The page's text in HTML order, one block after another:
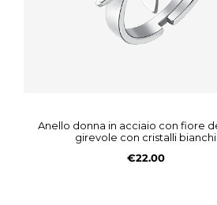
anello donna in acciaio con fiore della vita
girevole con cristalli bianchi
€22.00